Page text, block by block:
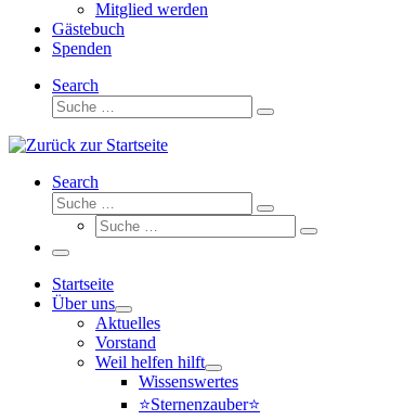
Mitglied werden
Gästebuch
Spenden
Search
Suche
Suche
Search
Suche
Suche
Suche
Suche
Menü
Startseite
Über uns
Aktuelles
Vorstand
Weil helfen hilft
Wissenswertes
⭐Sternenzauber⭐